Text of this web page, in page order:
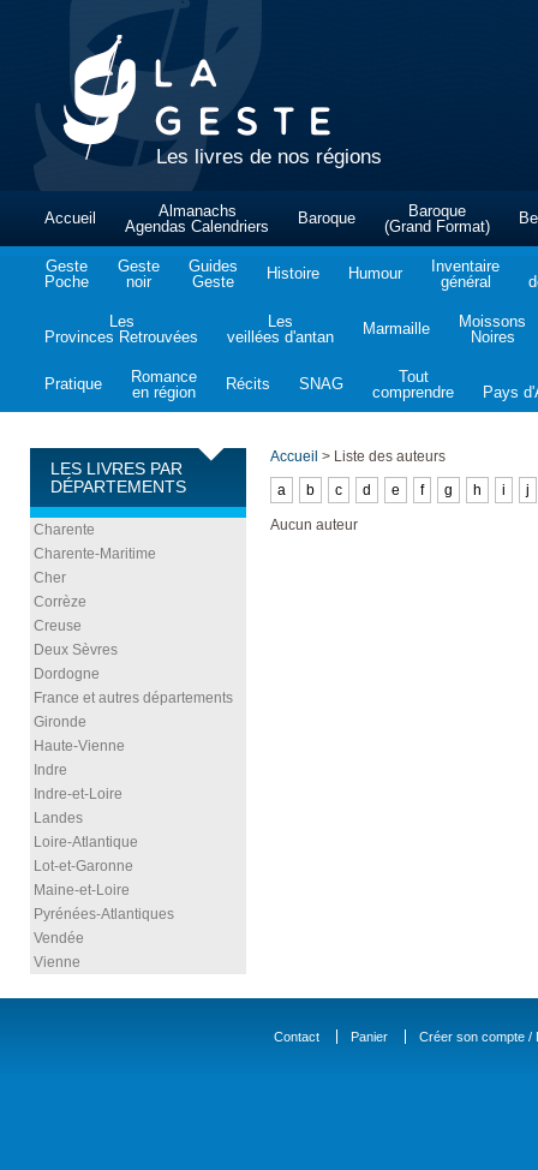
Les livres de nos régions
Accueil
Almanachs
Agendas Calendriers
Baroque
Baroque
(Grand Format)
Geste
Poche
Geste
noir
Guides
Geste
Histoire Humour
Inventaire
général
Les
Provinces Retrouvées
Les
veillées d'antan
Marmaille
Moissons
Noires
Pratique
Romance
en région
Récits SNAG
Tout
comprendre
Pays
LES LIVRES PAR
DÉPARTEMENTS
Charente
Charente-Maritime
Cher
Corrèze
Creuse
Deux Sèvres
Dordogne
France et autres départements
Gironde
Haute-Vienne
Indre
Indre-et-Loire
Landes
Loire-Atlantique
Lot-et-Garonne
Maine-et-Loire
Pyrénées-Atlantiques
Vendée
Vienne
Accueil > Liste des auteurs
a
b c d e f g h i j
Aucun auteur
Contact Panier Créer son compte /